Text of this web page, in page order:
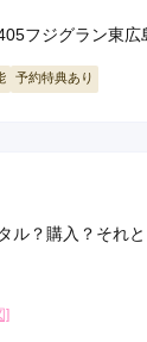
フジグラン東広
予約特典あり
ル？購入？それ
]